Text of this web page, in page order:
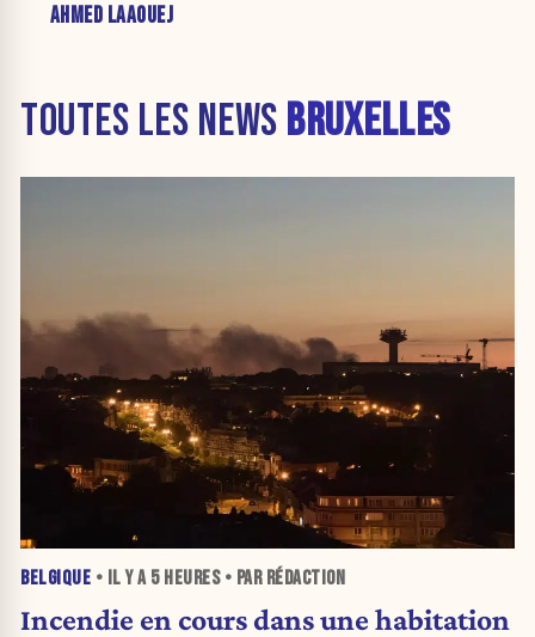
AHMED LAAOUEJ
TOUTES LES NEWS BRUXELLES
BELGIQUE • IL Y A 5 HEURES• PAR RÉDACTION
Incendie en cours dans une habitation